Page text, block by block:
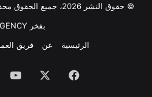
© حقوق النشر 2026، جميع الحقوق محفوظة |
بفخر
الرئيسية
عن فريق
فيسبوك